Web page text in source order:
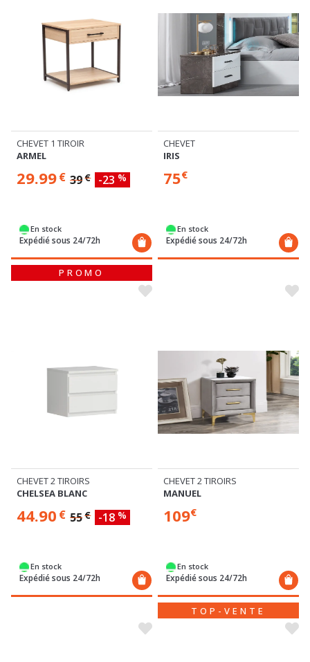
CHEVET 1 TIROIR
ARMEL
29.99€ 39€ -23 %
En stock
Expédié sous 24/72h
CHEVET
IRIS
75€
En stock
Expédié sous 24/72h
PROMO
CHEVET 2 TIROIRS
CHELSEA BLANC
44.90 € 55€ -18 %
En stock
Expédié sous 24/72h
CHEVET 2 TIROIRS
MANUEL
109€
En stock
Expédié sous 24/72h
TOP-VENTE